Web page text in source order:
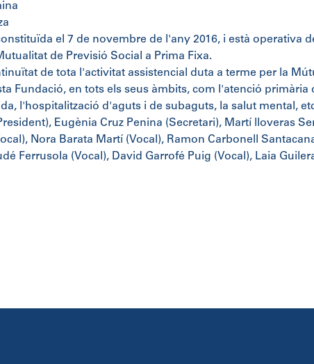
el 7 de novembre de l'any 2016, i està operativa
de Previsió Social a Prima Fixa.
de tota l'activitat assistencial duta a terme per la
Fundació, en tots els seus àmbits, com l'atenció
l'hospitalització d'aguts i de subaguts, la salut mental,
Eugènia Cruz Penina (Secretari), Martí lloveras
Nora Barata Martí (Vocal), Ramon Carbonell
Ferrusola (Vocal), David Garrofé Puig (Vocal), Laia